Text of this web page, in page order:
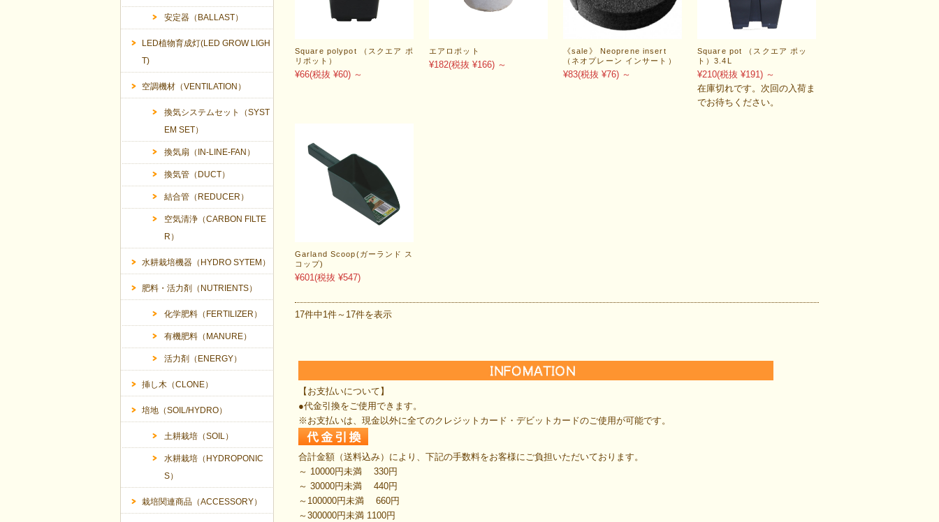
Square polypot （スクエア ポ
リポット）
¥66(税抜 ¥60) ～
エアロポット
¥182(税抜 ¥166) ～
《sale》 Neoprene insert
（ネオプレーン インサート）
¥83(税抜 ¥76) ～
Square pot （スクエア ポッ
ト）3.4L
¥210(税抜 ¥191) ～
在庫切れです。次回の入荷ま
でお待ちください。
Garland Scoop(ガーランド ス
コップ)
¥601 (税抜 ¥547)
17件中1件～17件を表示
【お支払いについて】
●代金引換をご使用できます。
※お支払いは、現金以外に全てのクレジットカード・デビットカードのご使用が可能です。
合計金額（送料込み）により、下記の手数料をお客様にご負担いただいております。
～ 10000円未満 330円
～ 30000円未満 440円
～100000円未満 660円
～300000円未満 1100円
安定器（BALLAST）
LED植物育成灯(LED GROW LIGH
T)
空調機材（VENTILATION）
換気システムセット（SYST
EM SET）
換気扇（IN-LINE-FAN）
換気管（DUCT）
結合管（REDUCER）
空気清浄（CARBON FILTE
R）
水耕栽培機器（HYDRO SYTEM）
肥料・活力剤（NUTRIENTS）
化学肥料（FERTILIZER）
有機肥料（MANURE）
活力剤（ENERGY）
挿し木（CLONE）
培地（SOIL/HYDRO）
土耕栽培（SOIL）
水耕栽培（HYDROPONIC
S）
栽培関連商品（ACCESSORY）